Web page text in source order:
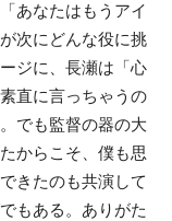
あなたはもうアイ
次にどんな役に挑
ジに、長瀬は「心
直に言っちゃうの
でも監督の器の大
からこそ、僕も思
きたのも共演して
もある。ありがた